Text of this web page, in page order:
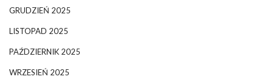
GRUDZIEŃ 2025
LISTOPAD 2025
PAŹDZIERNIK 2025
WRZESIEŃ 2025